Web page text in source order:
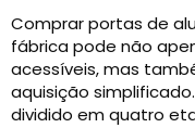
Comprar portas de
fábrica pode não
acessíveis, mas
aquisição
dividido em quatro